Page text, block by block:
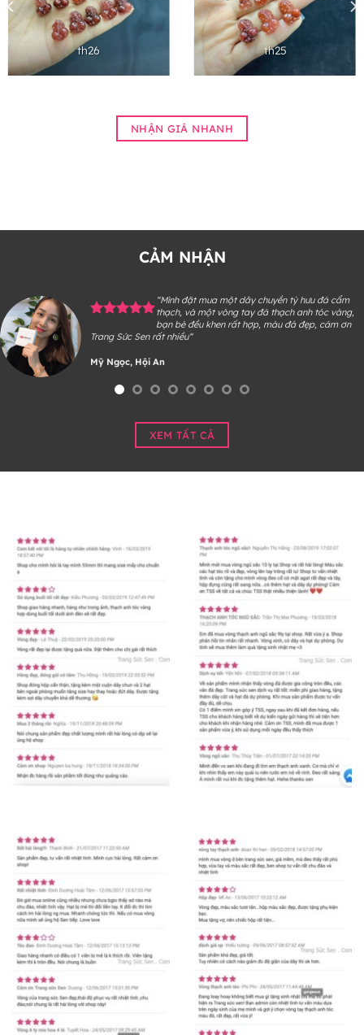
th26 th25
NHẬN GIÁ NHANH
CẢM NHẬN
“Mình đặt mua một dây chuyền tỳ hưu đá cẩm
thạch, và một vòng tay đá thạch anh tóc vàng,
bạn bè đều khen rất hợp, màu đá đẹp, cám ơn
Trang Sức Sen rất nhiều“
Mỹ Ngọc, Hội An
XEM TẤT CẢ